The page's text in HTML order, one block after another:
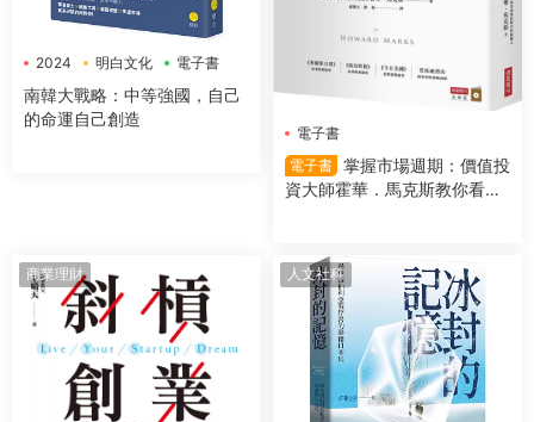
2024 明白文化 電子書
南韓大戰略：中等強國，自己
的命運自己創造
電子書
電子書 掌握市場週期：價值投
資大師霍華．馬克斯教你看對
商業理財 人文社科